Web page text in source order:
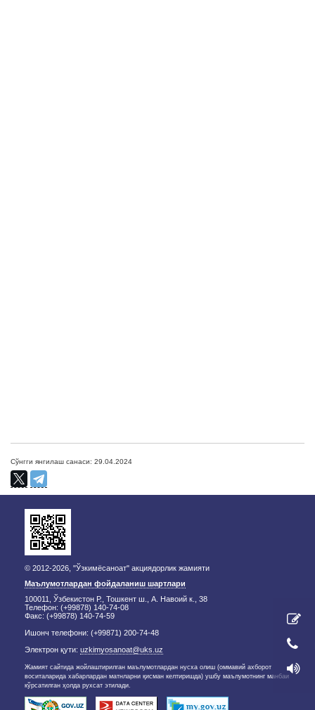
Сўнгги янгилаш санаси: 29.04.2024
© 2012-2026, "Ўзкимёсаноат" акциядорлик жамияти
Маълумотлардан фойдаланиш шартлари
100011, Ўзбекистон Р., Тошкент ш., А. Навоий к., 38
Телефон: (+99878) 140-74-08
Факс: (+99878) 140-74-59
Ишонч телефони: (+99871) 200-74-48
Электрон қути: uzkimyosanoat@uks.uz
Жамият сайтида жойлаштирилган маълумотлардан нусха олиш (оммавий ахборот
воситаларида хабарлардан матнларни қисман келтиришда) ушбу маълумотнинг манбаи
кўрсатилган ҳолда рухсат этилади.